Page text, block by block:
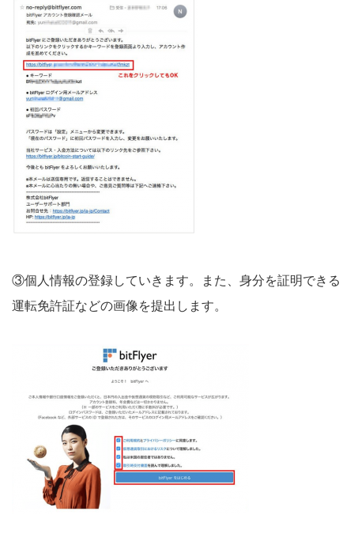
③個人情報の登録していきます。また、身分を証明できる
運転免許証などの画像を提出します。